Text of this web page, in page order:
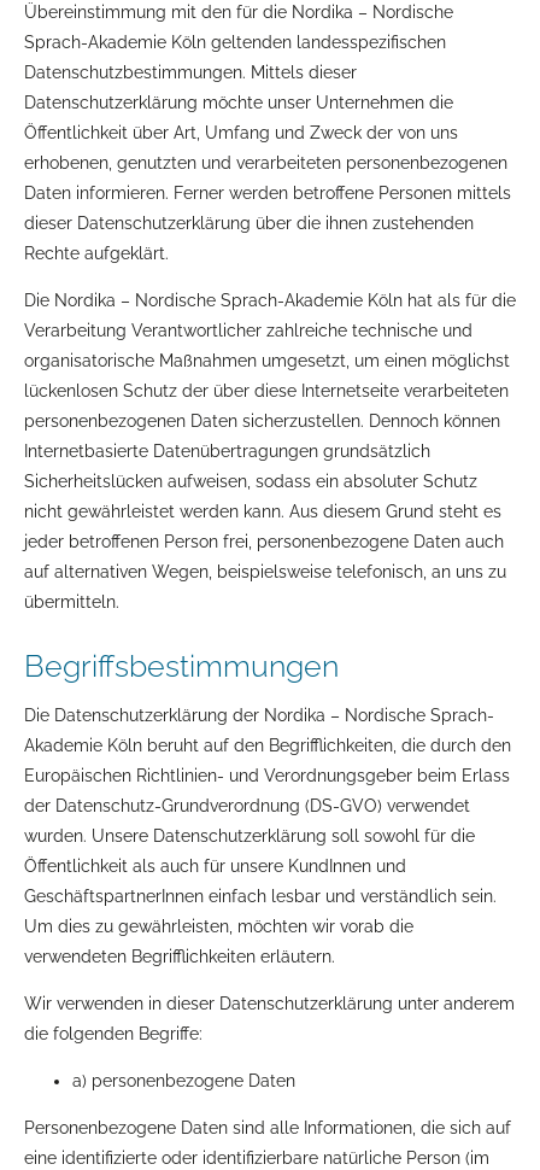
Übereinstimmung mit den für die Nordika – Nordische
Sprach-Akademie Köln geltenden landesspezifischen
Datenschutzbestimmungen. Mittels dieser
Datenschutzerklärung möchte unser Unternehmen die
Öffentlichkeit über Art, Umfang und Zweck der von uns
erhobenen, genutzten und verarbeiteten personenbezogenen
Daten informieren. Ferner werden betroffene Personen mittels
dieser Datenschutzerklärung über die ihnen zustehenden
Rechte aufgeklärt.
Die Nordika – Nordische Sprach-Akademie Köln hat als für die
Verarbeitung Verantwortlicher zahlreiche technische und
organisatorische Maßnahmen umgesetzt, um einen möglichst
lückenlosen Schutz der über diese Internetseite verarbeiteten
personenbezogenen Daten sicherzustellen. Dennoch können
Internetbasierte Datenübertragungen grundsätzlich
Sicherheitslücken aufweisen, sodass ein absoluter Schutz
nicht gewährleistet werden kann. Aus diesem Grund steht es
jeder betroffenen Person frei, personenbezogene Daten auch
auf alternativen Wegen, beispielsweise telefonisch, an uns zu
übermitteln.
Begriffsbestimmungen
Die Datenschutzerklärung der Nordika – Nordische Sprach-
Akademie Köln beruht auf den Begrifflichkeiten, die durch den
Europäischen Richtlinien- und Verordnungsgeber beim Erlass
der Datenschutz-Grundverordnung (DS-GVO) verwendet
wurden. Unsere Datenschutzerklärung soll sowohl für die
Öffentlichkeit als auch für unsere KundInnen und
GeschäftspartnerInnen einfach lesbar und verständlich sein.
Um dies zu gewährleisten, möchten wir vorab die
verwendeten Begrifflichkeiten erläutern.
Wir verwenden in dieser Datenschutzerklärung unter anderem
die folgenden Begriffe:
a) personenbezogene Daten
Personenbezogene Daten sind alle Informationen, die sich auf
eine identifizierte oder identifizierbare natürliche Person (im